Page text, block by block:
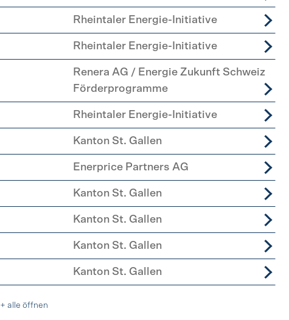
Rheintaler Energie-Initiative
Rheintaler Energie-Initiative
Renera AG / Energie Zukunft Schweiz
Förderprogramme
Rheintaler Energie-Initiative
Kanton St. Gallen
Enerprice Partners AG
Kanton St. Gallen
Kanton St. Gallen
Kanton St. Gallen
Kanton St. Gallen
+ alle öffnen